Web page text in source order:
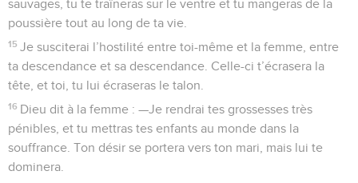
sauvages, tu te traîneras sur le ventre et tu mangeras de la
poussière tout au long de ta vie.
15 Je susciterai l’hostilité entre toi-même et la femme, entre
ta descendance et sa descendance. Celle-ci t’écrasera la
tête, et toi, tu lui écraseras le talon.
16 Dieu dit à la femme : —Je rendrai tes grossesses très
pénibles, et tu mettras tes enfants au monde dans la
souffrance. Ton désir se portera vers ton mari, mais lui te
dominera.